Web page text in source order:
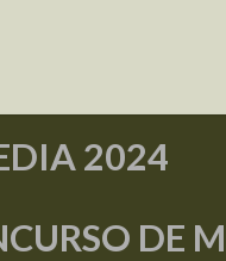
2024
DE